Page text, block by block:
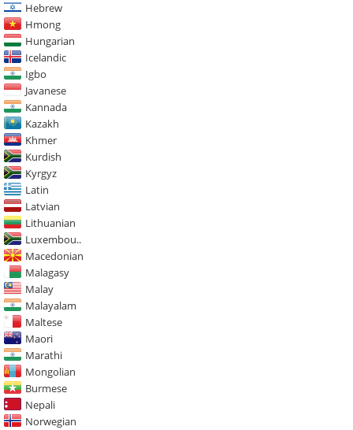
Hebrew
Hmong
Hungarian
Icelandic
Igbo
Javanese
Kannada
Kazakh
Khmer
Kurdish
Kyrgyz
Latin
Latvian
Lithuanian
Luxembou..
Macedonian
Malagasy
Malay
Malayalam
Maltese
Maori
Marathi
Mongolian
Burmese
Nepali
Norwegian